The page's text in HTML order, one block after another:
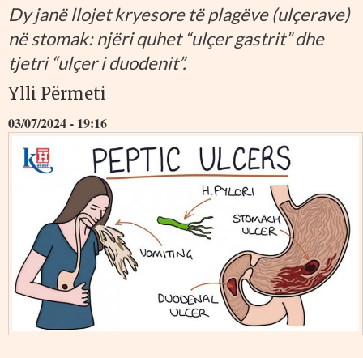
Dy janë llojet kryesore të plagëve (ulçerave)
në stomak: njëri quhet “ulçer gastrit” dhe
tjetri “ulçer i duodenit”.
Ylli Përmeti
03/07/2024 - 19:16